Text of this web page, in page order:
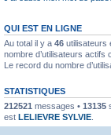
QUI EST EN LIGNE
Au total il y a 46 utilisateurs
nombre d’utilisateurs actifs
Le record du nombre
STATISTIQUES
212521 messages • 13135
est LELIEVRE SYLVIE